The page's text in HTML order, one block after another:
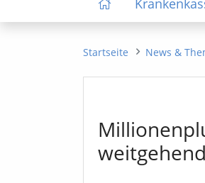
Startseite News &